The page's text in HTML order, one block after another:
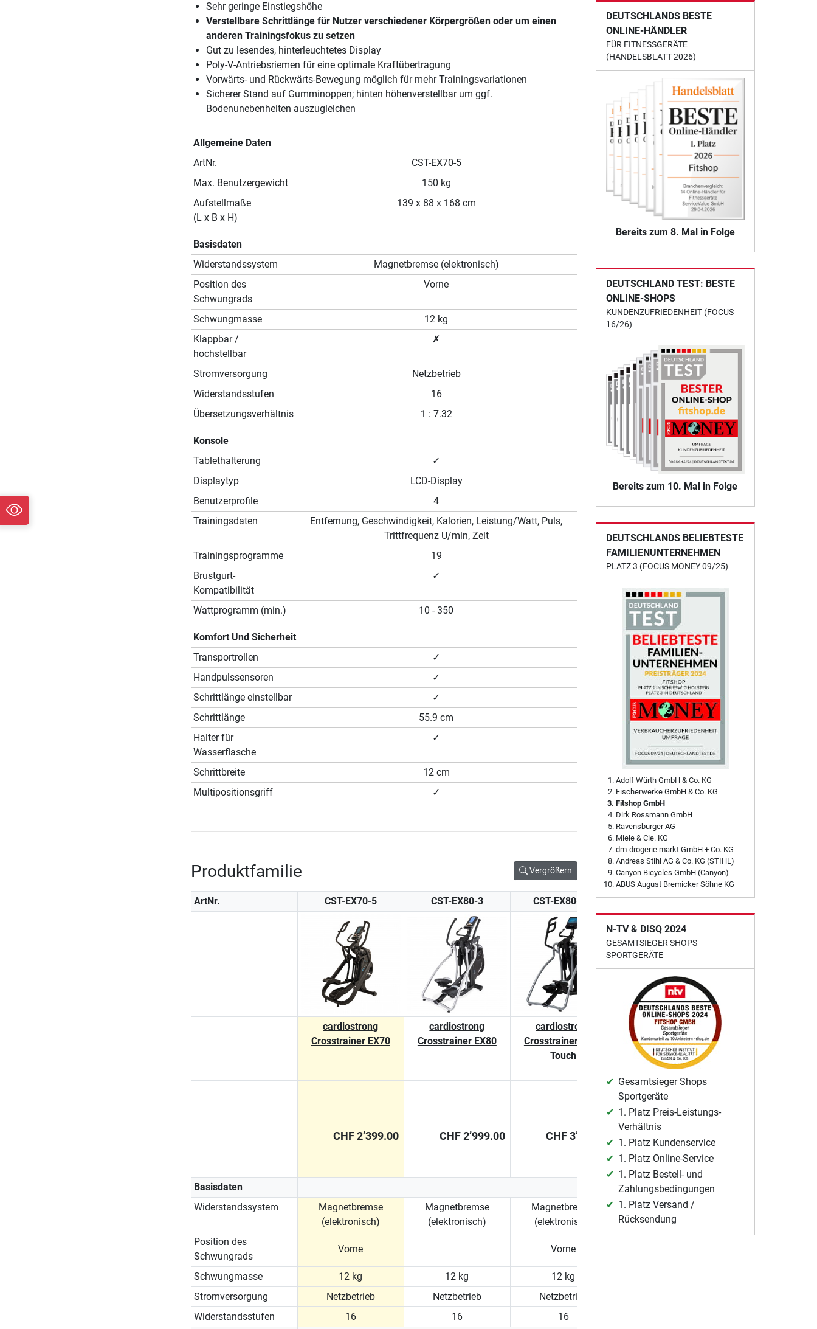
Sehr geringe Einstiegshöhe
Verstellbare Schrittlänge für Nutzer verschiedener Körpergrößen oder um einen
anderen Trainingsfokus zu setzen
Gut zu lesendes, hinterleuchtetes Display
Poly-V-Antriebsriemen für eine optimale Kraftübertragung
Vorwärts- und Rückwärts-Bewegung möglich für mehr Trainingsvariationen
Sicherer Stand auf Gumminoppen; hinten höhenverstellbar um ggf.
Bodenunebenheiten auszugleichen
Allgemeine Daten
ArtNr.
CST-EX70-5
Max. Benutzergewicht
150 kg
Aufstellmaße
(L x B x H)
139 x 88 x 168 cm
Basisdaten
Widerstandssystem
Magnetbremse (elektronisch)
Position des
Schwungrads
Vorne
Schwungmasse
12 kg
Klappbar /
hochstellbar
✗
Stromversorgung
Netzbetrieb
Widerstandsstufen
16
Übersetzungsverhältnis
1 : 7.32
Konsole
Tablethalterung
✓
Displaytyp
LCD-Display
Benutzerprofile
4
Trainingsdaten
Entfernung, Geschwindigkeit, Kalorien, Leistung/Watt, Puls,
Trittfrequenz U/min, Zeit
Trainingsprogramme
19
Brustgurt-
Kompatibilität
✓
Wattprogramm (min.) 10 - 350
Komfort Und Sicherheit
Transportrollen
✓
Handpulssensoren
✓
Schrittlänge einstellbar
✓
Schrittlänge
55.9 cm
Halter für
Wasserflasche
✓
Schrittbreite
12 cm
Multipositionsgriff
✓
Produktfamilie Vergrößern
ArtNr. CST-EX70-5 CST-EX80-3 CST-EX80-T-3 CST-EX90-PLUS CST-EX90-PLUS-T
cardiostrong
Crosstrainer EX70
cardiostrong
Crosstrainer EX80
cardiostrong
Crosstrainer EX80
Touch
cardiostrong
Crosstrainer EX90
PLUS
CHF 2’399.00 CHF 2’999.00 CHF 3’299.00
CHF 3’899.00
CHF 2’799.00
Sie sparen 28%
30-Tage-Bestpreis
Basisdaten
Widerstandssystem
Magnetbremse
(elektronisch)
Magnetbremse
(elektronisch)
Magnetbremse
(elektronisch)
Magnetbremse
(elektronisch)
Position des
Schwungrads
Vorne Vorne
Schwungmasse 12 kg 12 kg 12 kg
Stromversorgung
Netzbetrieb Netzbetrieb Netzbetrieb
Widerstandsstufen
16 16 16
DEUTSCHLANDS BESTE
ONLINE-HÄNDLER
FÜR FITNESSGERÄTE
(HANDELSBLATT 2026)
Bereits zum 8. Mal in Folge
DEUTSCHLAND TEST: BESTE
ONLINE-SHOPS
KUNDENZUFRIEDENHEIT (FOCUS
16/26)
Bereits zum 10. Mal in Folge
DEUTSCHLANDS BELIEBTESTE
FAMILIENUNTERNEHMEN
PLATZ 3 (FOCUS MONEY 09/25)
Adolf Würth GmbH & Co. KG
Fischerwerke GmbH & Co. KG
Fitshop GmbH
Dirk Rossmann GmbH
Ravensburger AG
Miele & Cie. KG
dm-drogerie markt GmbH + Co. KG
Andreas Stihl AG & Co. KG (STIHL)
Canyon Bicycles GmbH (Canyon)
ABUS August Bremicker Söhne KG
N-TV & DISQ 2024
GESAMTSIEGER SHOPS
SPORTGERÄTE
Gesamtsieger Shops
Sportgeräte
1. Platz Preis-Leistungs-
Verhältnis
1. Platz Kundenservice
1. Platz Online-Service
1. Platz Bestell- und
Zahlungsbedingungen
1. Platz Versand /
Rücksendung